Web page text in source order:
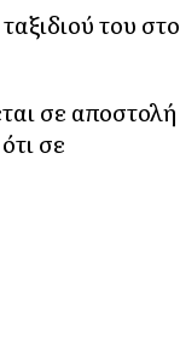
του στο
σε αποστολή
σε